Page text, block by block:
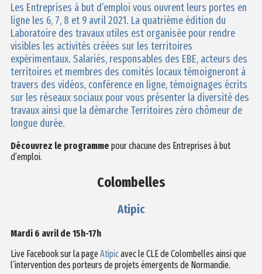
Les Entreprises à but d’emploi vous ouvrent leurs portes en
ligne les 6, 7, 8 et 9 avril 2021. La quatrième édition du
Laboratoire des travaux utiles est organisée pour rendre
visibles les activités créées sur les territoires
expérimentaux. Salariés, responsables des EBE, acteurs des
territoires et membres des comités locaux témoigneront à
travers des vidéos, conférence en ligne, témoignages écrits
sur les réseaux sociaux pour vous présenter la diversité des
travaux ainsi que la démarche Territoires zéro chômeur de
longue durée.
Découvrez le programme pour chacune des Entreprises à but
d’emploi.
Colombelles
Atipic
Mardi 6 avril de 15h-17h
Live Facebook sur la pageAtipicavec le CLE de Colombelles ainsi que
l’intervention des porteurs de projets émergents de Normandie.